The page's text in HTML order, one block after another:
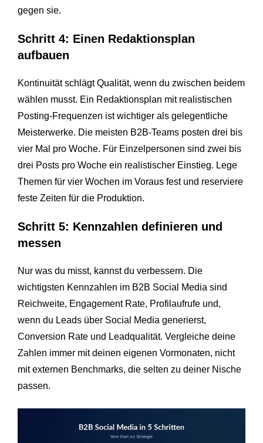
gegen sie.
Schritt 4: Einen Redaktionsplan
aufbauen
Kontinuität schlägt Qualität, wenn du zwischen beidem
wählen musst. Ein Redaktionsplan mit realistischen
Posting-Frequenzen ist wichtiger als gelegentliche
Meisterwerke. Die meisten B2B-Teams posten drei bis
vier Mal pro Woche. Für Einzelpersonen sind zwei bis
drei Posts pro Woche ein realistischer Einstieg. Lege
Themen für vier Wochen im Voraus fest und reserviere
feste Zeiten für die Produktion.
Schritt 5: Kennzahlen definieren und
messen
Nur was du misst, kannst du verbessern. Die
wichtigsten Kennzahlen im B2B Social Media sind
Reichweite, Engagement Rate, Profilaufrufe und,
wenn du Leads über Social Media generierst,
Conversion Rate und Leadqualität. Vergleiche deine
Zahlen immer mit deinen eigenen Vormonaten, nicht
mit externen Benchmarks, die selten zu deiner Nische
passen.